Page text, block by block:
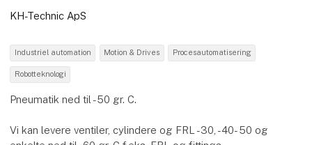
KH-Technic ApS
Industriel automation Motion & Drives Procesautomatisering
Robotteknologi
Pneumatik ned til -50 gr. C.
Vi kan levere ventiler, cylindere og FRL -30, -40- 50 og